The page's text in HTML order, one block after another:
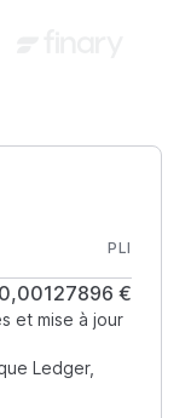
PLI
0,00127896 €
et mise à jour
Ledger,